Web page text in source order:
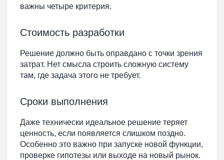
важны четыре критерия.
Стоимость разработки
Решение должно быть оправдано с точки зрения
затрат. Нет смысла строить сложную систему
там, где задача этого не требует.
Сроки выполнения
Даже технически идеальное решение теряет
ценность, если появляется слишком поздно.
Особенно это важно при запуске новой функции,
проверке гипотезы или выходе на новый рынок.